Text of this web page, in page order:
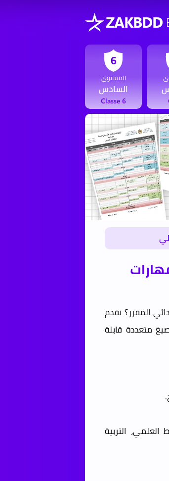
ZAKBDD
6
المستوى
السادس
Classe 6
المقرر؟ نقدم
متعددة قابلة
العلمي، التربية